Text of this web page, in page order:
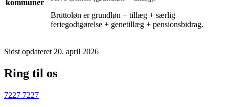
kommuner
Bruttoløn er grundløn + tillæg + særlig
feriegodtgørelse + genetillæg + pensionsbidrag.
Sidst opdateret 20. april 2026
Ring til os
7227 7227